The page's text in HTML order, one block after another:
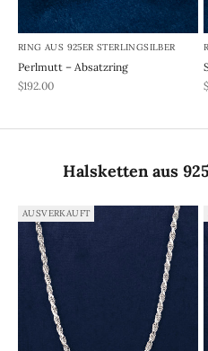
RING AUS 925ER STERLINGSILBER
Perlmutt – Absatzring
REA-pris
$192.00
Halsketten aus
AUSVERKAUFT